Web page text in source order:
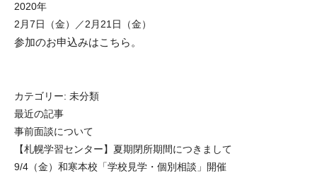
2020年
2月7日（金）／2月21日（金）
参加のお申込みはこちら 。
カテゴリー: 未分類
最近の記事
事前面談について
【札幌学習センター】夏期閉所期間につきまして
9/4（金）和寒本校「学校見学・個別相談」開催